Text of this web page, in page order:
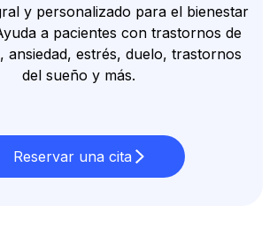
y personalizado para el bienestar
a pacientes con trastornos de
ansiedad, estrés, duelo, trastornos
del sueño y más.
Reservar una cita